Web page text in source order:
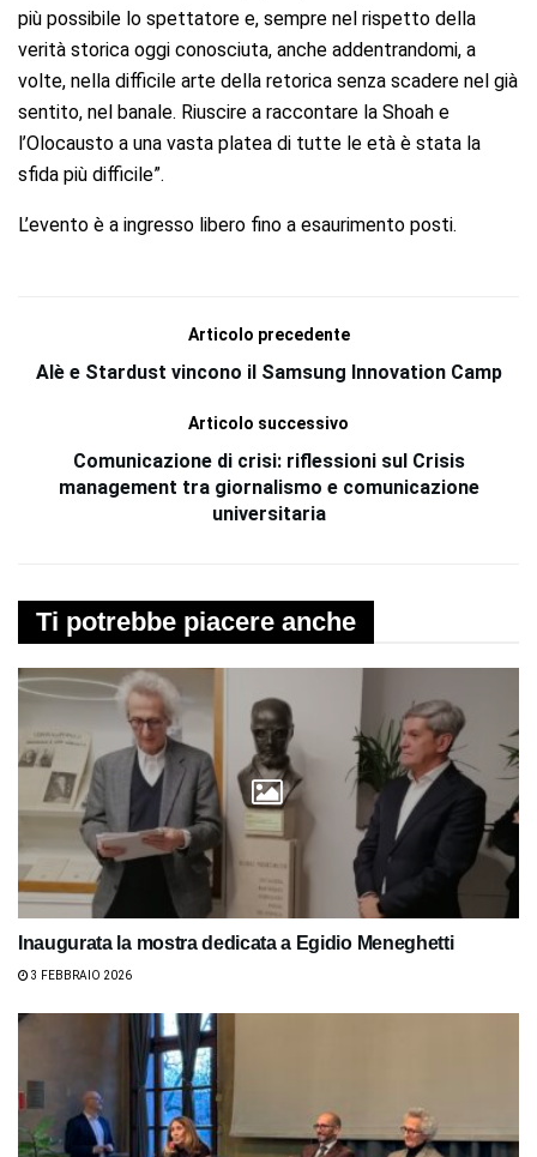
più possibile lo spettatore e, sempre nel rispetto della
verità storica oggi conosciuta, anche addentrandomi, a
volte, nella difficile arte della retorica senza scadere nel già
sentito, nel banale. Riuscire a raccontare la Shoah e
l’Olocausto a una vasta platea di tutte le età è stata la
sfida più difficile”.
L’evento è a ingresso libero fino a esaurimento posti.
Articolo precedente
Alè e Stardust vincono il Samsung Innovation Camp
Articolo successivo
Comunicazione di crisi: riflessioni sul Crisis
management tra giornalismo e comunicazione
universitaria
Ti potrebbe piacere anche
Inaugurata la mostra dedicata a Egidio Meneghetti
3 FEBBRAIO 2026